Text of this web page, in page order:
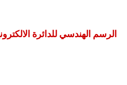
الرسم الهندسي للدائرة الالكترونية